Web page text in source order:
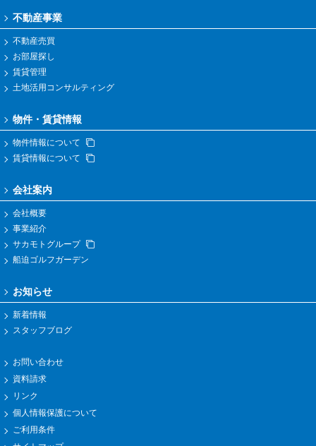
不動産事業
不動産売買
お部屋探し
賃貸管理
土地活用コンサルティング
物件・賃貸情報
物件情報について
賃貸情報について
会社案内
会社概要
事業紹介
サカモトグループ
船迫ゴルフガーデン
お知らせ
新着情報
スタッフブログ
お問い合わせ
資料請求
リンク
個人情報保護について
ご利用条件